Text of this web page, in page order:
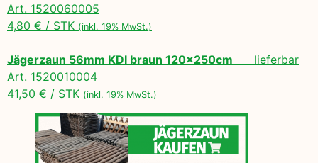
Art. 1520060005
4,80 € / STK (inkl. 19% MwSt.)
Jägerzaun 56mm KDI braun 120x250cm lieferbar
Art. 1520010004
41,50 € / STK (inkl. 19% MwSt.)